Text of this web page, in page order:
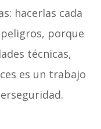
hacerlas cada
porque
técnicas,
es un trabajo